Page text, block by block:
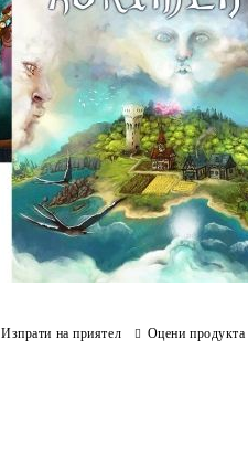
Изпрати на приятел Оцени продукта